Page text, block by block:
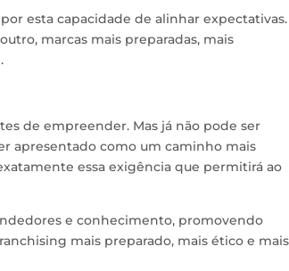
esta capacidade de alinhar expectativas.
marcas mais preparadas, mais
de empreender. Mas já não pode ser
apresentado como um caminho mais
essa exigência que permitirá ao
e conhecimento, promovendo
mais preparado, mais ético e mais